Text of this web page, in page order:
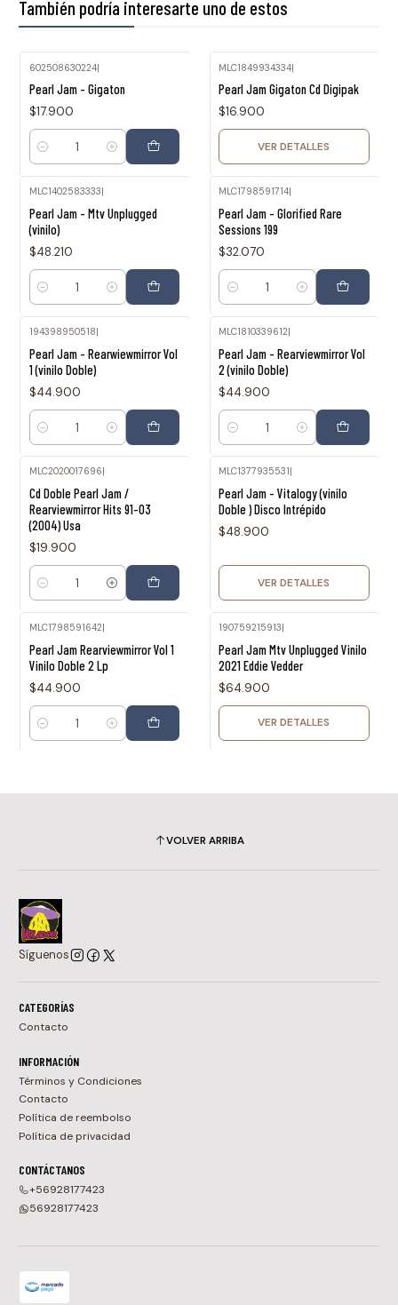
También podría interesarte uno de estos
602508630224|
Pearl Jam - Gigaton
$17.900
Cantidad
MLC1849934334|
Pearl Jam Gigaton Cd Digipak
$16.900
VER DETALLES
MLC1402583333
Pearl Jam - Mtv Unplugged
(vinilo)
$48.210
Cantidad
MLC1798591714
Pearl Jam - Glorified Rare
Sessions 199
$32.070
Cantidad
194398950518|
Pearl Jam - Rearwiewmirror Vol
1 (vinilo Doble)
$44.900
Cantidad
MLC1810339612|
Pearl Jam - Rearviewmirror Vol
2 (vinilo Doble)
$44.900
Cantidad
MLC2020017696
Cd Doble Pearl Jam /
Rearviewmirror Hits 91-03
(2004) Usa
$19.900
Cantidad
MLC1377935531
Pearl Jam - Vitalogy (vinilo
Doble ) Disco Intrépido
$48.900
VER DETALLES
MLC1798591642|
Pearl Jam Rearviewmirror Vol 1
Vinilo Doble 2 Lp
$44.900
Cantidad
190759215913|
Pearl Jam Mtv Unplugged Vinilo
2021 Eddie Vedder
$64.900
VER DETALLES
VOLVER ARRIBA
Síguenos
CATEGORÍAS
Contacto
INFORMACIÓN
Términos y Condiciones
Contacto
Política de reembolso
Política de privacidad
CONTÁCTANOS
+56928177423
56928177423